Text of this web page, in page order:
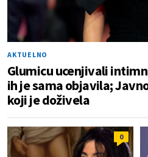
AKTUELNO
Glumicu ucenjivali
ih je sama objavila;
koji je doživela
0